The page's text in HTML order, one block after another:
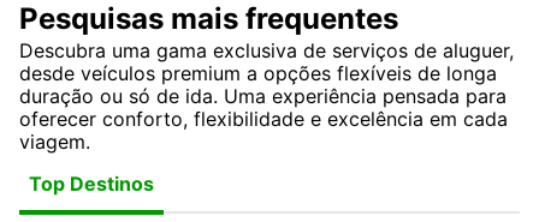
Pesquisas mais frequentes
Descubra uma gama exclusiva de serviços de aluguer,
desde veículos premium a opções flexíveis de longa
duração ou só de ida. Uma experiência pensada para
oferecer conforto, flexibilidade e excelência em cada
viagem.
Top Destinos